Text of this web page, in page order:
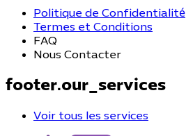
Politique de Confidentialité
Termes et Conditions
FAQ
Nous Contacter
footer.our_services
Voir tous les services